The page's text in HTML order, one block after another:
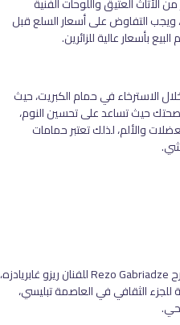
ويجب التفاوض على أسعار السلع قبل
بأسعار عالية للزائرين.
الاسترخاء في حمام الكبريت، حيث
حيث تساعد على تحسين النوم،
والألم، لذلك تعتبر حمامات
تشتهر جورجيا بمسارحها العريقة مثل مسرح Rezo Gabriadze للفنان ريزو غابريادزه،
الثقافي في العاصمة تبليسي،